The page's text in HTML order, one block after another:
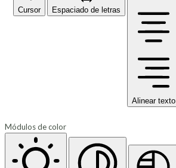
Cursor Espaciado de letras
Alinear texto
Módulos de color